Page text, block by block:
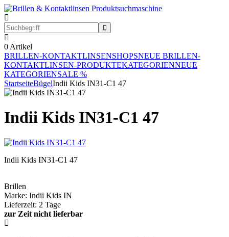
0 Artikel
BRILLEN-KONTAKTLINSENSHOPSNEUE BRILLEN-
KONTAKTLINSEN-PRODUKTEKATEGORIENNEUE
KATEGORIENSALE %
StartseiteBügelIndii Kids IN31-C1 47
Indii Kids IN31-C1 47
Indii Kids IN31-C1 47
Brillen
Marke: Indii Kids IN
Lieferzeit: 2 Tage
zur Zeit nicht lieferbar